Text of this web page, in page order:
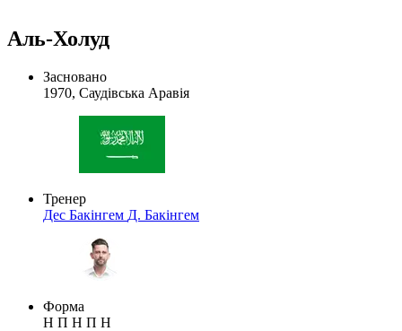
Аль-Холуд
Засновано
1970, Саудівська Аравія
Тренер
Дес Бакінгем Д. Бакінгем
Форма
Н П Н П Н